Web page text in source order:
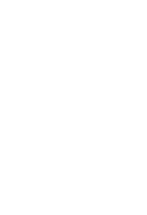
не
150 мест.